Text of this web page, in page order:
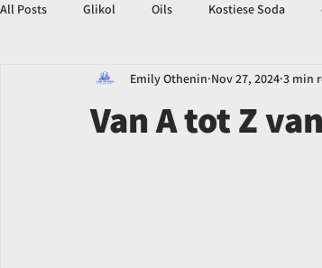
All Posts Glikol Oils Kostiese Soda
Van A tot Z
Emily Othenin Nov 27, 2024 3 min